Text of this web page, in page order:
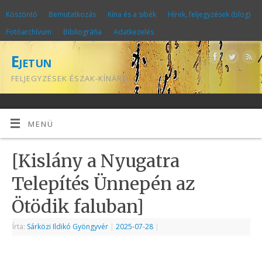
Köszöntő Bemutatkozás Kína és a sibék
Hírek, feljegyzések (blog)
Fotóarchívum
Bibliográfia Adatkezelés
Ejetun
FELJEGYZÉSEK ÉSZAK-KÍNÁRÓL
MENÜ
[Kislány a Nyugatra
Telepítés Ünnepén az
Ötödik faluban]
Írta: Sárközi Ildikó Gyöngyvér | 2025-07-28 |